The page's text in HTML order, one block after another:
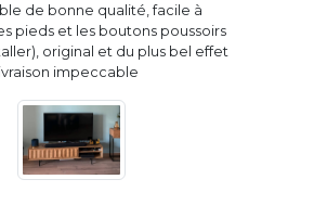
de bonne qualité, facile à
pieds et les boutons poussoirs
original et du plus bel effet
impeccable